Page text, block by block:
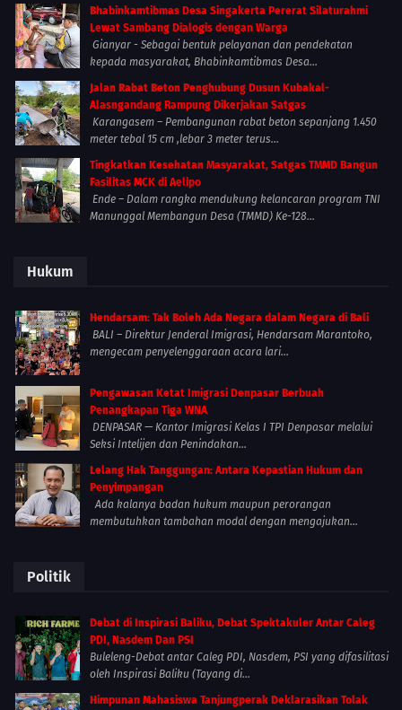
Bhabinkamtibmas Desa Singakerta Pererat Silaturahmi
Lewat Sambang Dialogis dengan Warga
Gianyar - Sebagai bentuk pelayanan dan pendekatan
kepada masyarakat, Bhabinkamtibmas Desa...
Jalan Rabat Beton Penghubung Dusun Kubakal-
Alasngandang Rampung Dikerjakan Satgas
Karangasem – Pembangunan rabat beton sepanjang 1.450
meter tebal 15 cm ,lebar 3 meter terus...
Tingkatkan Kesehatan Masyarakat, Satgas TMMD Bangun
Fasilitas MCK di Aelipo
Ende – Dalam rangka mendukung kelancaran program TNI
Manunggal Membangun Desa (TMMD) Ke-128...
Hukum
Hendarsam: Tak Boleh Ada Negara dalam Negara di Bali
BALI – Direktur Jenderal Imigrasi, Hendarsam Marantoko,
mengecam penyelenggaraan acara lari...
Pengawasan Ketat Imigrasi Denpasar Berbuah
Penangkapan Tiga WNA
DENPASAR — Kantor Imigrasi Kelas I TPI Denpasar melalui
Seksi Intelijen dan Penindakan...
Lelang Hak Tanggungan: Antara Kepastian Hukum dan
Penyimpangan
Ada kalanya badan hukum maupun perorangan
membutuhkan tambahan modal dengan mengajukan...
Politik
Debat di Inspirasi Baliku, Debat Spektakuler Antar Caleg
PDI, Nasdem Dan PSI
Buleleng-Debat antar Caleg PDI, Nasdem, PSI yang difasilitasi
oleh Inspirasi Baliku (Tayang di...
Himpunan Mahasiswa Tanjungperak Deklarasikan Tolak